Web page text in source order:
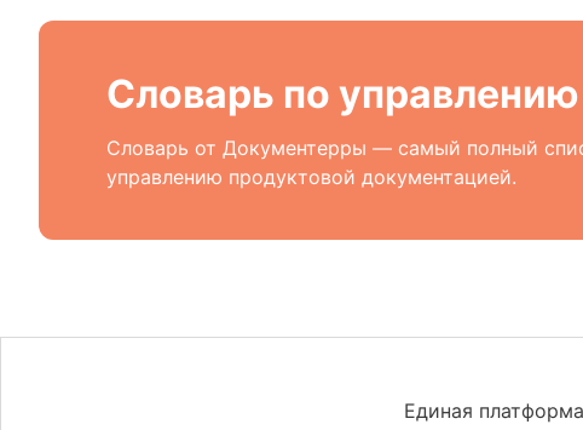
Словарь по
Словарь от Документерры — самый полный
управлению продуктовой документацией.
Единая